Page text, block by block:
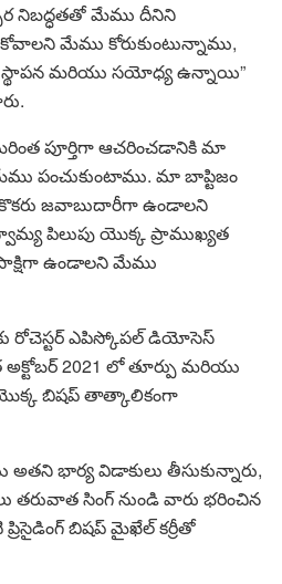
నిబద్ధతతో మేము దీనిని
మేము కోరుకుంటున్నాము,
స్థాపన మరియు సయోధ్య ఉన్నాయి”
పూర్తిగా ఆచరించడానికి మా
మేము పంచుకుంటాము. మా బాప్టిజం
జవాబుదారీగా ఉండాలని
పిలుపు యొక్క ప్రాముఖ్యత
ఉండాలని మేము
రోచెస్టర్ ఎపిస్కోపల్ డియోసెస్
2021 లో తూర్పు మరియు
బిషప్ తాత్కాలికంగా
అతని భార్య విడాకులు తీసుకున్నారు,
సింగ్ నుండి వారు భరించిన
బిషప్ మైఖేల్ కర్రీతో